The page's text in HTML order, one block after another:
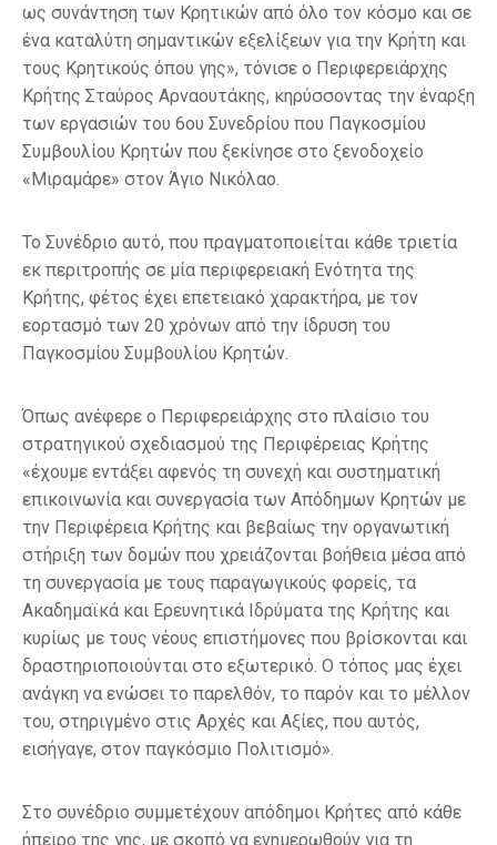
ως συνάντηση των Κρητικών από όλο τον κόσμο και σε
ένα καταλύτη σημαντικών εξελίξεων για την Κρήτη και
τους Κρητικούς όπου γης», τόνισε ο Περιφερειάρχης
Κρήτης Σταύρος Αρναουτάκης, κηρύσσοντας την έναρξη
των εργασιών του 6ου Συνεδρίου που Παγκοσμίου
Συμβουλίου Κρητών που ξεκίνησε στο ξενοδοχείο
«Μιραμάρε» στον Άγιο Νικόλαο.
Το Συνέδριο αυτό, που πραγματοποιείται κάθε τριετία
εκ περιτροπής σε μία περιφερειακή Ενότητα της
Κρήτης, φέτος έχει επετειακό χαρακτήρα, με τον
εορτασμό των 20 χρόνων από την ίδρυση του
Παγκοσμίου Συμβουλίου Κρητών.
Όπως ανέφερε ο Περιφερειάρχης στο πλαίσιο του
στρατηγικού σχεδιασμού της Περιφέρειας Κρήτης
«έχουμε εντάξει αφενός τη συνεχή και συστηματική
επικοινωνία και συνεργασία των Απόδημων Κρητών με
την Περιφέρεια Κρήτης και βεβαίως την οργανωτική
στήριξη των δομών που χρειάζονται βοήθεια μέσα από
τη συνεργασία με τους παραγωγικούς φορείς, τα
Ακαδημαϊκά και Ερευνητικά Ιδρύματα της Κρήτης και
κυρίως με τους νέους επιστήμονες που βρίσκονται και
δραστηριοποιούνται στο εξωτερικό. Ο τόπος μας έχει
ανάγκη να ενώσει το παρελθόν, το παρόν και το μέλλον
του, στηριγμένο στις Αρχές και Αξίες, που αυτός,
εισήγαγε, στον παγκόσμιο Πολιτισμό».
Στο συνέδριο συμμετέχουν απόδημοι Κρήτες από κάθε
ήπειρο της γης, με σκοπό να ενημερωθούν για τη